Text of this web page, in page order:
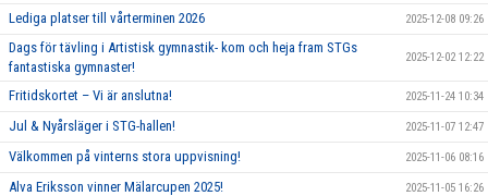
Lediga platser till vårterminen 2026 2025-12-08 09:26
Dags för tävling i Artistisk gymnastik- kom och heja fram STGs
fantastiska gymnaster!
2025-12-02 12:22
Fritidskortet – Vi är anslutna! 2025-11-24 10:34
Jul & Nyårsläger i STG-hallen! 2025-11-07 12:47
Välkommen på vinterns stora uppvisning! 2025-11-06 08:16
Alva Eriksson vinner Mälarcupen 2025! 2025-11-05 16:26